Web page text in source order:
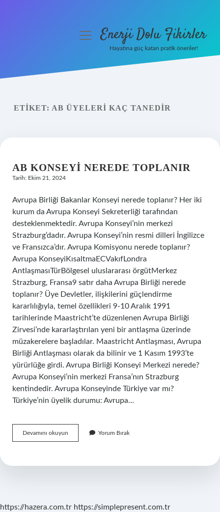
Yasal Uyarı
menüyüEnerji Dolu Fikirler
Hayatına güç katan pratik öneriler!
ETIKET: AB ÜYELERI KAÇ TANEDIR
AB KONSEYI NEREDE TOPLANIR
Tarih: Ekim 21, 2024
Avrupa Birliği Bakanlar Konseyi nerede toplanır? Her iki
kurum da Avrupa Konseyi Sekreterliği tarafından
desteklenmektedir. Avrupa Konseyi’nin merkezi
Strazburg’dadır. Avrupa Konseyi’nin resmi dilleri İngilizce
ve Fransızca’dır. Avrupa Komisyonu nerede toplanır?
Avrupa KonseyiKısaltmaECVakıfLondra
AntlaşmasıTürBölgesel uluslararası örgütMerkez
Strazburg, Fransa9 satır daha Avrupa Birliği nerede
toplanır? Üye Devletler, ilişkilerini güçlendirme
kararlılığıyla, temel özellikleri 9-10 Aralık 1991
tarihlerinde Maastricht’te düzenlenen Avrupa Birliği
Zirvesi’nde kararlaştırılan yeni bir antlaşma üzerinde
müzakerelere başladılar. Maastricht Antlaşması, Avrupa
Birliği Antlaşması olarak da bilinir ve 1 Kasım 1993’te
yürürlüğe girdi. Avrupa Birliği Konseyi Merkezi nerede?
Avrupa Konseyi’nin merkezi Fransa’nın Strazburg
kentindedir. Avrupa Konseyinde Türkiye var mı?
Türkiye’nin üyelik durumu: Avrupa…
Devamını okuyun
Konseyi
Yorum Bırak
https://hazera.com.tr https://simplepresent.com.tr